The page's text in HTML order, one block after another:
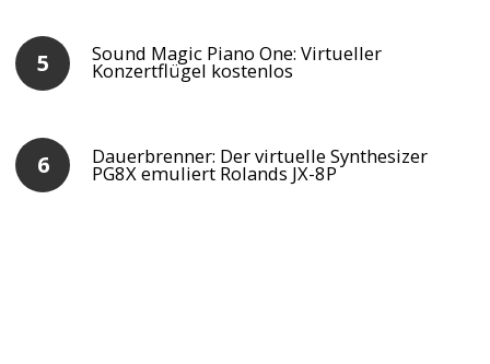
Sound Magic Piano One: Virtueller
Konzertflügel kostenlos
Dauerbrenner: Der virtuelle Synthesizer
PG8X emuliert Rolands JX-8P